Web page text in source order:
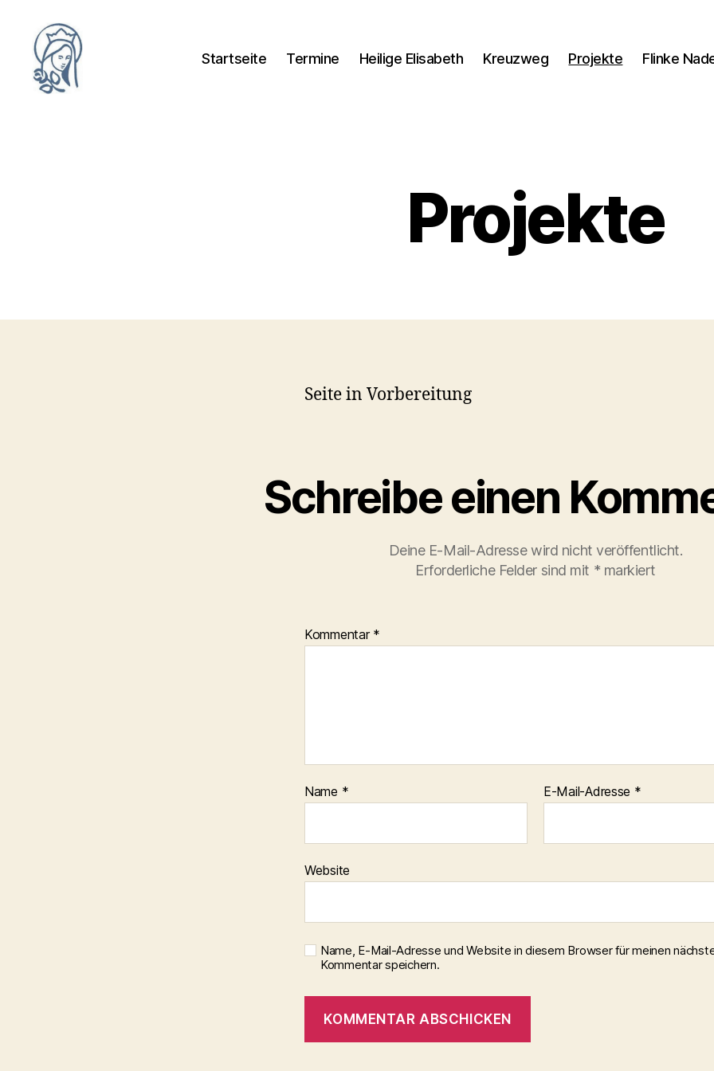
Startseite Termine Heilige Elisabeth Kreuzweg Projekte Flinke
Projekte
Seite in Vorbereitung
Schreibe einen
Deine E-Mail-Adresse wird nicht veröffentlicht.
Erforderliche Felder sind mit * markiert
Kommentar *
Name * E-Mail-Adresse *
Website
Name, E-Mail-Adresse und Website in diesem Browser für meinen
Kommentar speichern.